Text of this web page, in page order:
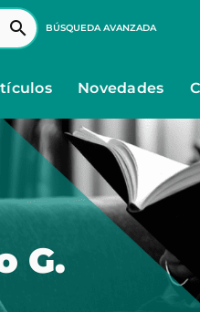
search BÚSQUEDA AVANZADA
Novedades
G.